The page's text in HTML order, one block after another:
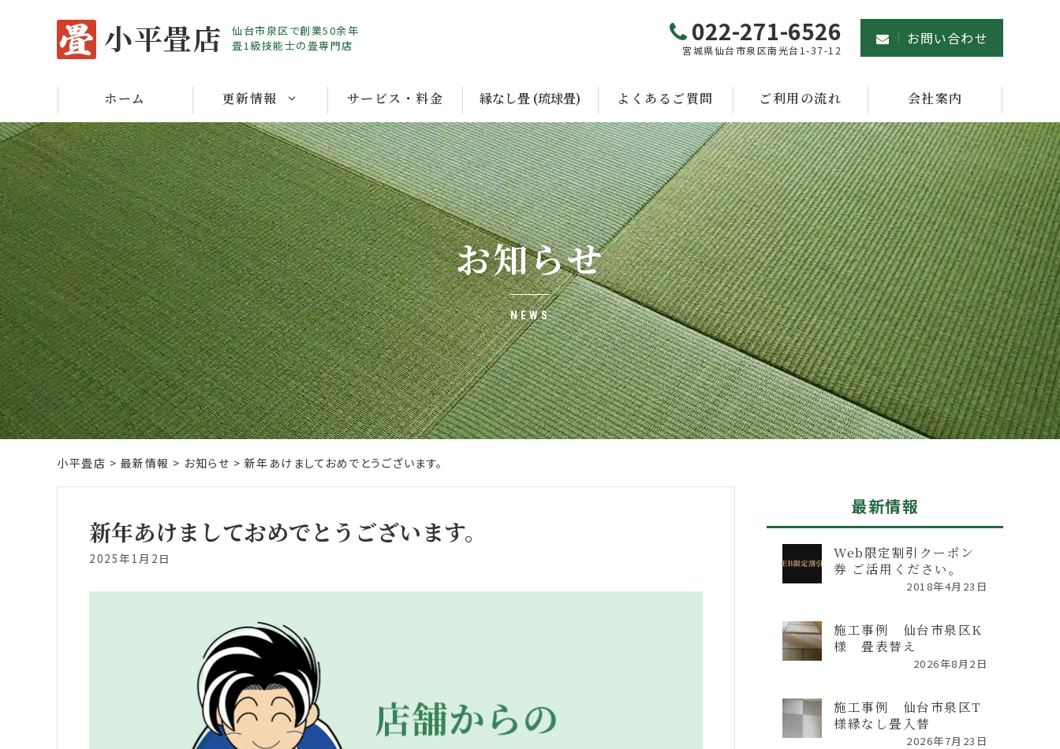
小平畳店
仙台市泉区で創業50余年
畳1級技能士の畳専門店
022-271-6526
宮城県仙台市泉区南光台1-37-12
お問い合わせ
ホーム 更新情報 サービス・料金 縁なし畳 (琉球畳) よくあるご質問 ご利用の流れ 会社案内
お知らせ
NEWS
小平畳店 > 最新情報 > お知らせ > 新年あけましておめでとうございます。
新年あけましておめでとうございます。
2025年1月2日
最新情報
Web限定割引クーポン
券 ご活用ください。
2018年4月23日
施工事例 仙台市泉区K
様 畳表替え
2026年8月2日
施工事例 仙台市泉区T
様縁なし畳入替
2026年7月23日